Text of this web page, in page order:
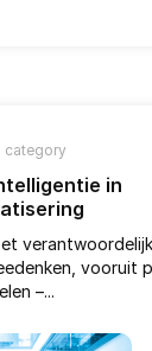
category
in
vooruit
–...